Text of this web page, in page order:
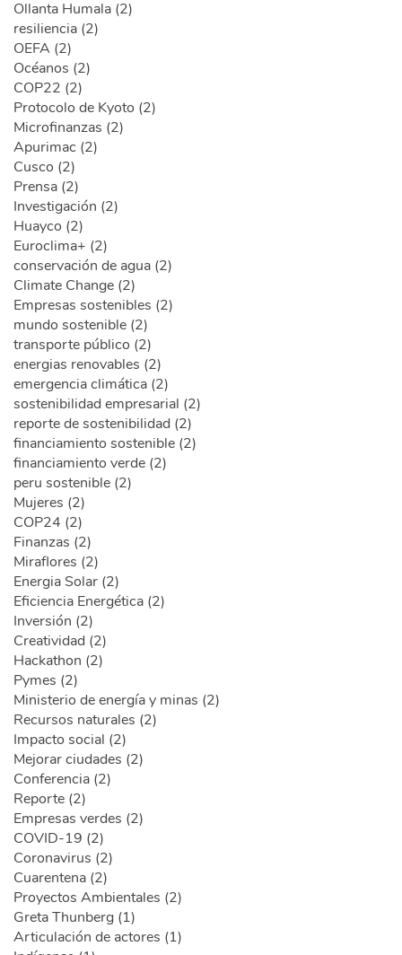
Ollanta Humala (2)
resiliencia (2)
OEFA (2)
Océanos (2)
COP22 (2)
Protocolo de Kyoto (2)
Microfinanzas (2)
Apurimac (2)
Cusco (2)
Prensa (2)
Investigación (2)
Huayco (2)
Euroclima+ (2)
conservación de agua (2)
Climate Change (2)
Empresas sostenibles (2)
mundo sostenible (2)
transporte público (2)
energias renovables (2)
emergencia climática (2)
sostenibilidad empresarial (2)
reporte de sostenibilidad (2)
financiamiento sostenible (2)
financiamiento verde (2)
peru sostenible (2)
Mujeres (2)
COP24 (2)
Finanzas (2)
Miraflores (2)
Energia Solar (2)
Eficiencia Energética (2)
Inversión (2)
Creatividad (2)
Hackathon (2)
Pymes (2)
Ministerio de energía y minas (2)
Recursos naturales (2)
Impacto social (2)
Mejorar ciudades (2)
Conferencia (2)
Reporte (2)
Empresas verdes (2)
COVID-19 (2)
Coronavirus (2)
Cuarentena (2)
Proyectos Ambientales (2)
Greta Thunberg (1)
Articulación de actores (1)